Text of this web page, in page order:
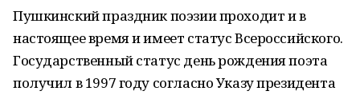
Пушкинский праздник поэзии проходит и в
настоящее время и имеет статус Всероссийского.
Государственный статус день рождения поэта
получил в 1997 году согласно Указу президента